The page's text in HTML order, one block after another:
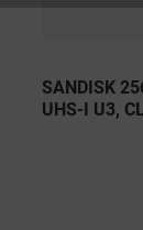
SANDISK
UHS-I U3,